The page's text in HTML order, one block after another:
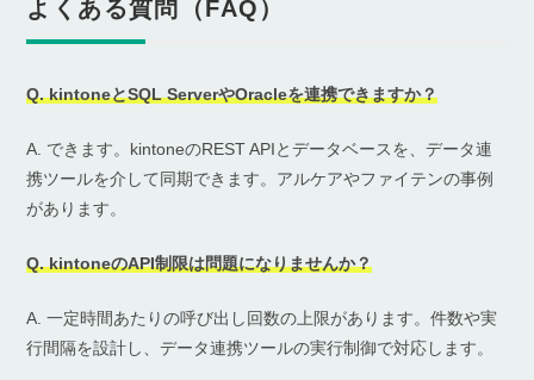
よくある質問（FAQ）
Q. kintoneとSQL ServerやOracleを連携できますか？
A. できます。kintoneのREST APIとデータベースを、データ連
携ツールを介して同期できます。アルケアやファイテンの事例
があります。
Q. kintoneのAPI制限は問題になりませんか？
A. 一定時間あたりの呼び出し回数の上限があります。件数や実
行間隔を設計し、データ連携ツールの実行制御で対応します。